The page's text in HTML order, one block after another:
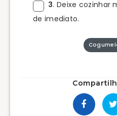
3. Deixe cozinhar
de imediato.